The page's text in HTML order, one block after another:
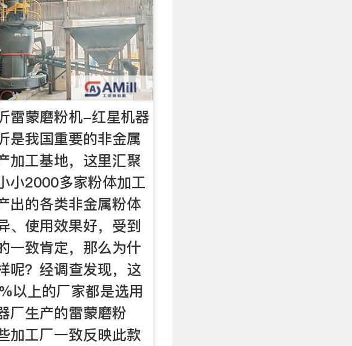
雷蒙磨粉机-红星机器
是我国重要的非金属
加工基地，这里汇聚
小2000多家粉体加工
出的各类非金属粉体
、使用效果好，受到
一致肯定，那么为什
呢？经调查发现，这
以上的厂家都是选用
厂生产的雷蒙磨粉
加工厂一致反映此款